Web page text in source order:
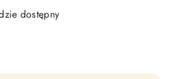
dostępny